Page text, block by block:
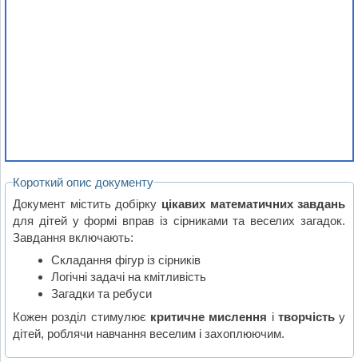
Короткий опис документу
Документ містить добірку цікавих математичних завдань
для дітей у формі вправ із сірниками та веселих загадок.
Завдання включають:
Складання фігур із сірників
Логічні задачі на кмітливість
Загадки та ребуси
Кожен розділ стимулює критичне мислення ітворчість у
дітей, роблячи навчання веселим і захоплюючим.